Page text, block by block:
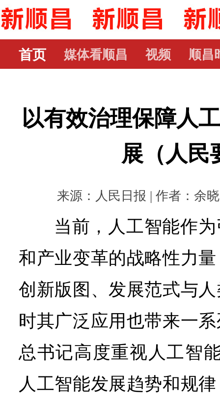
首页 媒体看顺昌 视频 顺昌
以有效治理保障人
展（人民
来源：人民日报 | 作者：余
当前，人工智能作
和产业变革的战略性力
创新版图、发展范式与
时其广泛应用也带来一
总书记高度重视人工智
人工智能发展趋势和规